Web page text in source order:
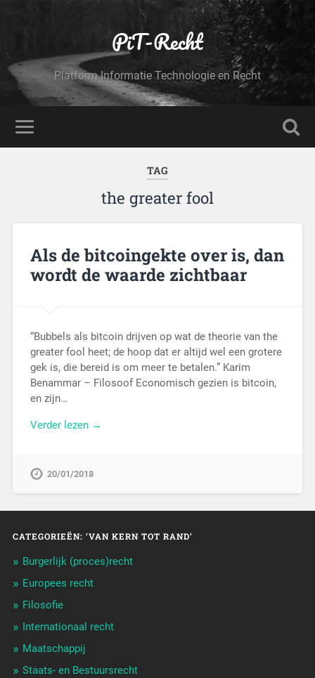
PiT-Recht
Platform Informatie Technologie en Recht
TAG
the greater fool
Als de bitcoingekte over is, dan
wordt de waarde zichtbaar
“Bubbels als bitcoin drijven op wat de theorie van the
greater fool heet; de hoop dat er altijd wel een grotere
gek is, die bereid is om meer te betalen.” Karim
Benammar – Filosoof Economisch gezien is bitcoin,
en zijn…
Verder lezen →
20/01/2018
CATEGORIEËN: ‘VAN KERN TOT RAND’
Burgerlijk (proces)recht
Europees recht
Filosofie
Internationaal recht
Maatschappij
Staats- en Bestuursrecht